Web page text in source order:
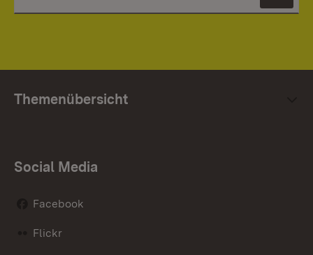
Themenübersicht
Social Media
Facebook
Flickr